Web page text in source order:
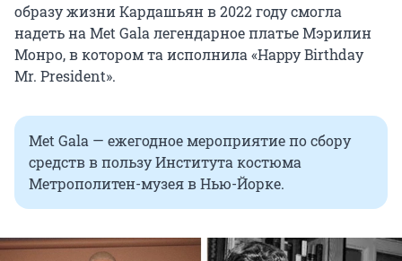
образу жизни Кардашьян в 2022 году смогла
надеть на Met Gala легендарное платье Мэрилин
Монро, в котором та исполнила «Happy Birthday
Mr. President».
Met Gala — ежегодное мероприятие по сбору
средств в пользу Института костюма
Метрополитен-музея в Нью-Йорке.